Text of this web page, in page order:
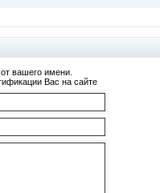
вашего имени.
Вас на сайте